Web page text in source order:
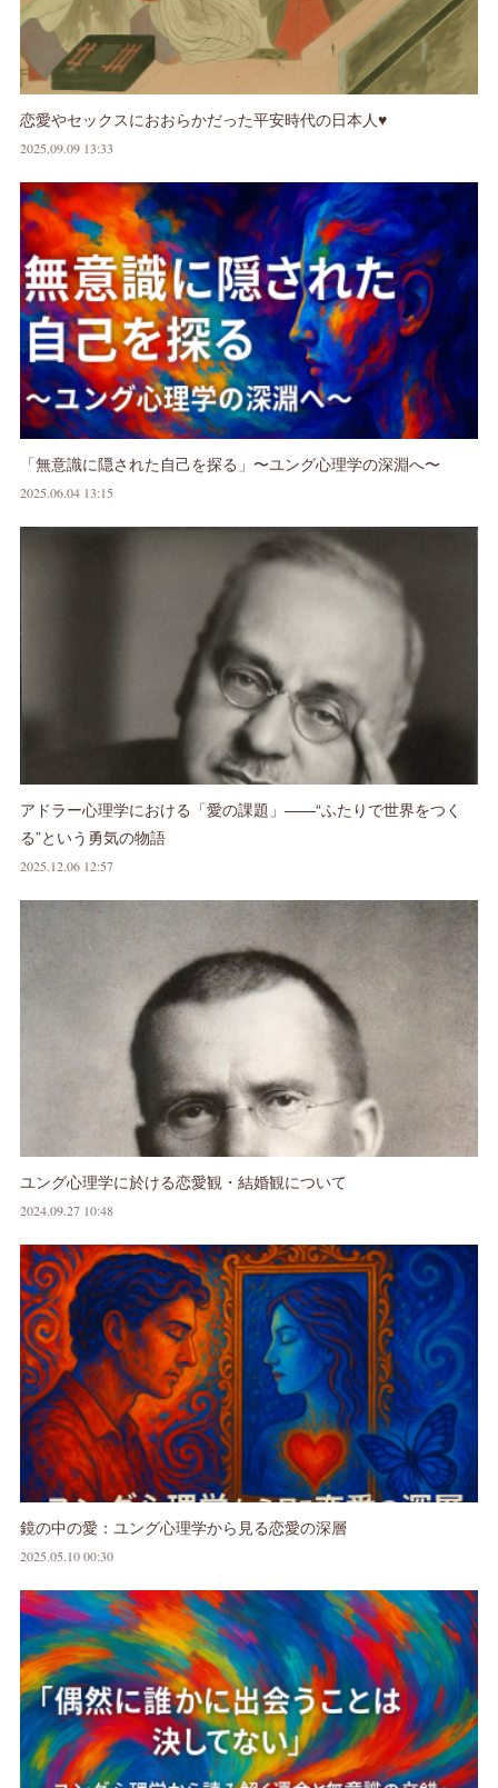
恋愛やセックスにおおらかだった平安時代の日本人♥
2025.09.09 13:33
「無意識に隠された自己を探る」〜ユング心理学の深淵へ〜
2025.06.04 13:15
アドラー心理学における「愛の課題」——“ふたりで世界をつく
る”という勇気の物語
2025.12.06 12:57
ユング心理学に於ける恋愛観・結婚観について
2024.09.27 10:48
鏡の中の愛：ユング心理学から見る恋愛の深層
2025.05.10 00:30